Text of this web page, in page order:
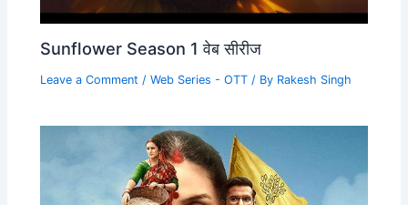
Sunflower Season 1 वेब सीरीज
Leave a Comment /Web Series - OTT / By Rakesh Singh